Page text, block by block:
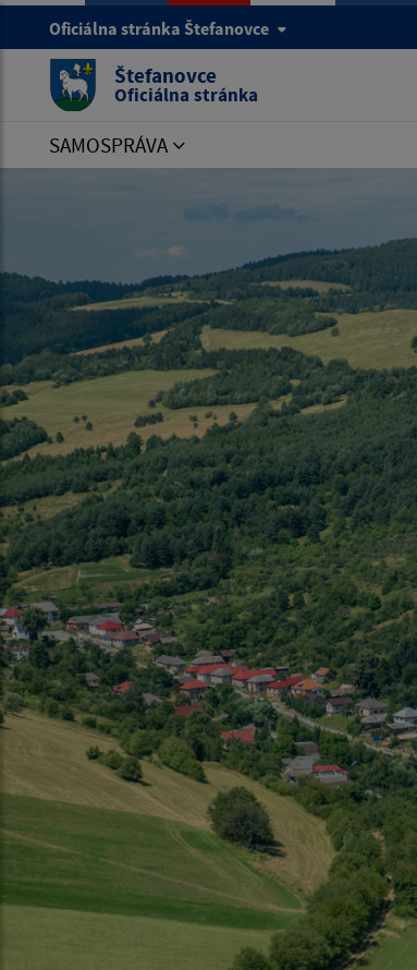
Oficiálna stránka Štefanovce
Štefanovce
Oficiálna stránka
SAMOSPRÁVA